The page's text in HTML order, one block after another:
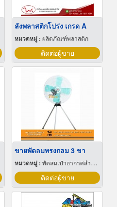
ลังพลาสติกโปร่ง เกรด A
หมวดหมู่ : ผลิตภัณฑ์พลาสติก
ติดต่อผู้ขาย
ขายพัดลมทรงกลม 3 ขา
หมวดหมู่ : พัดลมเป่าอากาศสำหรับอุตสาหกรรม
ติดต่อผู้ขาย